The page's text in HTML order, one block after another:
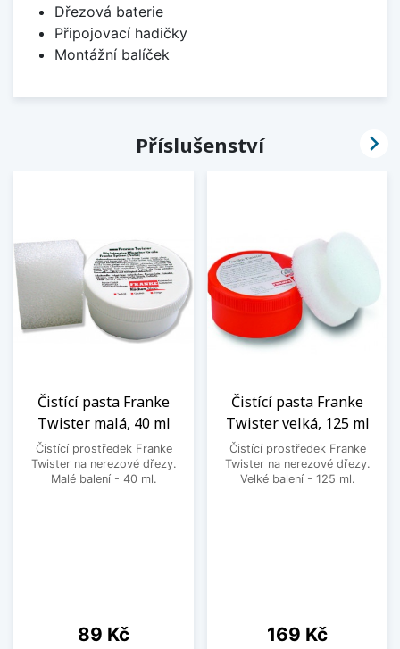
Dřezová baterie
Připojovací hadičky
Montážní balíček
Příslušenství
Čistící pasta Franke
Twister malá, 40 ml
Čistící prostředek Franke
Twister na nerezové dřezy.
Malé balení - 40 ml.
Cena
89 Kč
Čistící pasta Franke
Twister velká, 125 ml
Čistící prostředek Franke
Twister na nerezové dřezy.
Velké balení - 125 ml.
Cena
169 Kč
